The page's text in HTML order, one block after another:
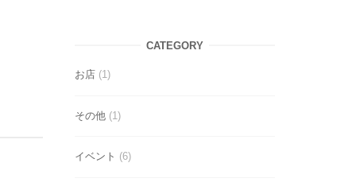
CATEGORY
お店 (1)
その他 (1)
イベント (6)